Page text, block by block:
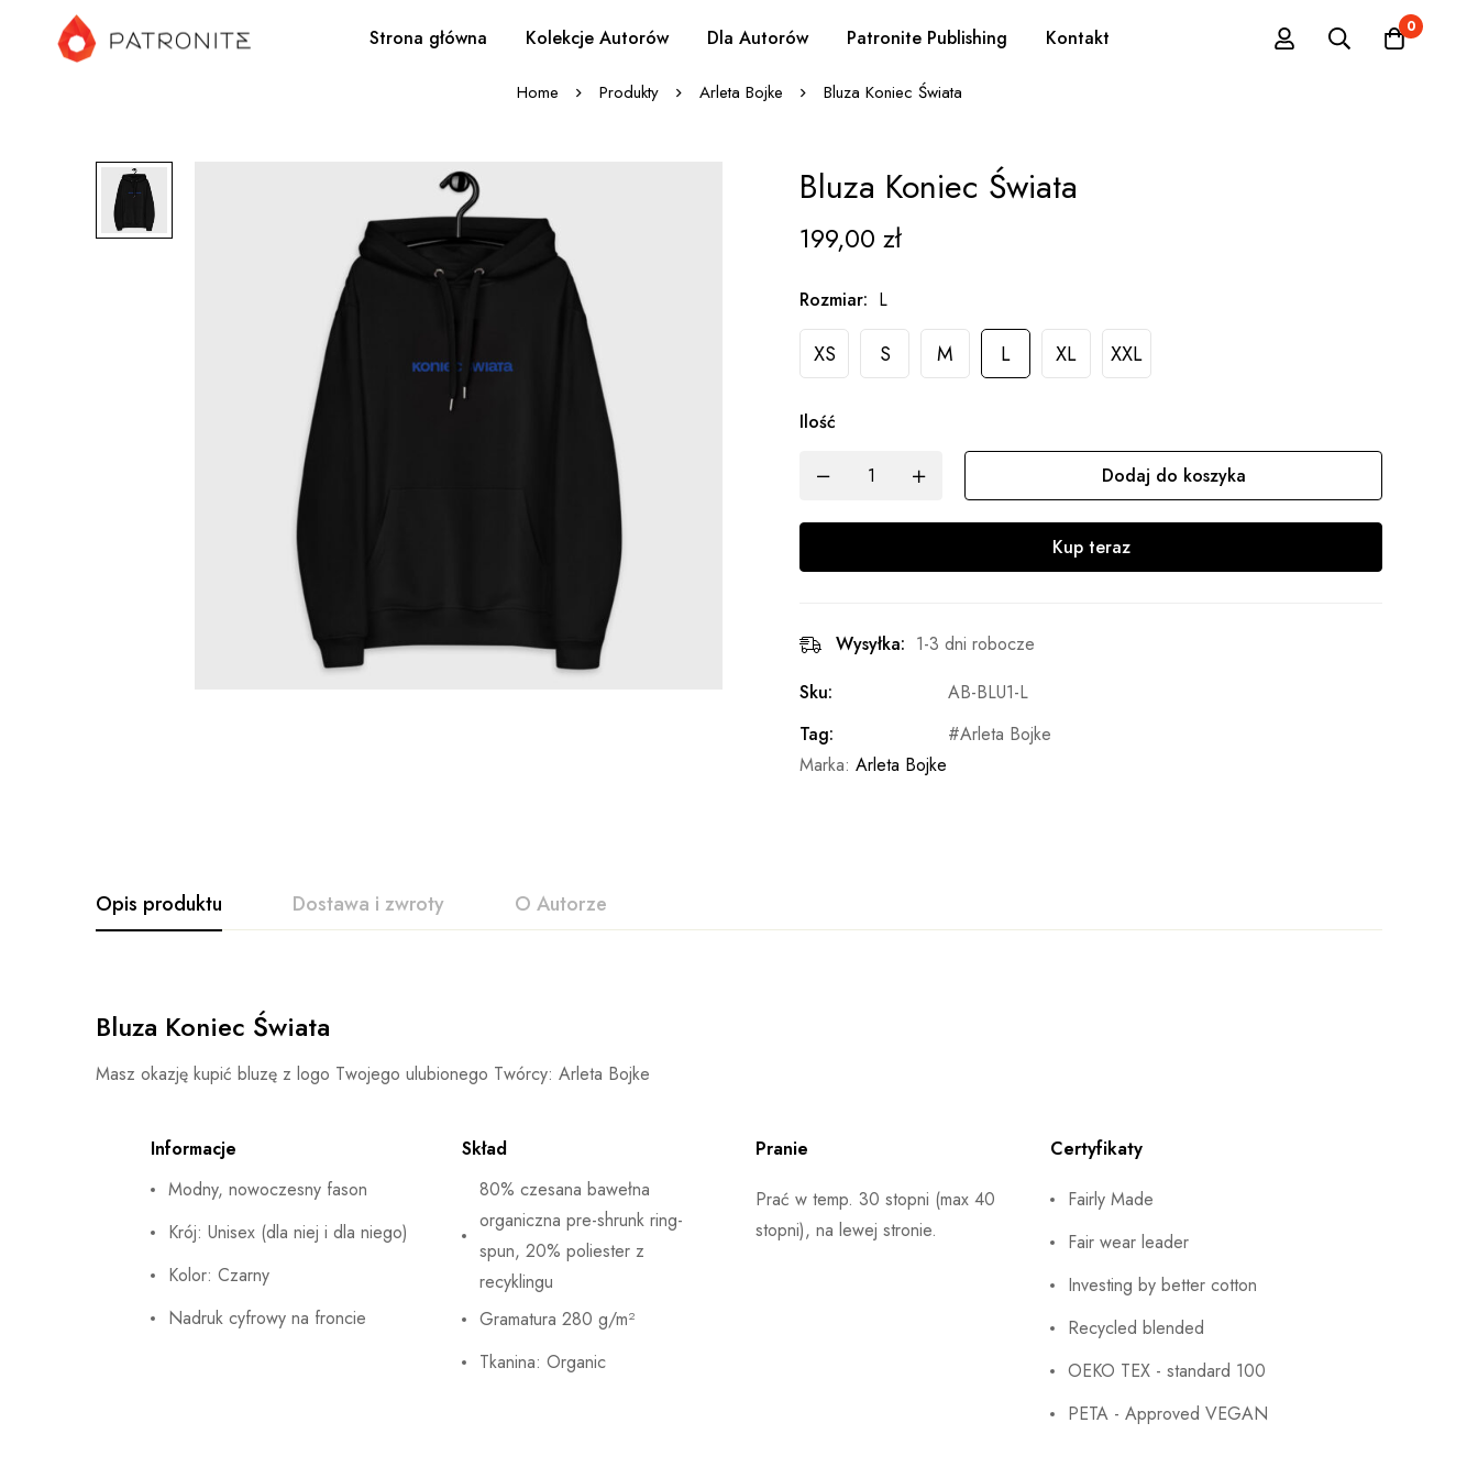
Strona główna Kolekcje Autorów Dla Autorów Patronite Publishing Kontakt 0
Home Produkty Arleta Bojke Bluza Koniec Świata
Bluza Koniec Świata
199,00 zł
Rozmiar: L
XS S M L XL XXL
Ilość
Dodaj do koszyka
Kup teraz
Wysyłka: 1-3 dni robocze
Sku:
AB-BLU1-L
Tag:
Arleta Bojke
Marka: Arleta Bojke
Opis produktu Dostawa i zwroty O Autorze
Bluza Koniec Świata
Masz okazję kupić bluzę z logo Twojego ulubionego Twórcy: Arleta Bojke
Informacje
Modny, nowoczesny fason
Krój: Unisex (dla niej i dla niego)
Kolor: Czarny
Nadruk cyfrowy na froncie
Skład
80% czesana bawełna
organiczna pre-shrunk ring-
spun, 20% poliester z
recyklingu
Gramatura 280 g/m²
Tkanina: Organic
Pranie
Prać w temp. 30 stopni (max 40
stopni), na lewej stronie.
Certyfikaty
Fairly Made
Fair wear leader
Investing by better cotton
Recycled blended
OEKO TEX - standard 100
PETA - Approved VEGAN